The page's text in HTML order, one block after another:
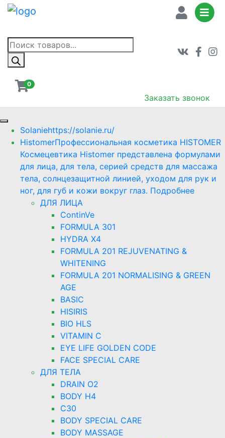
Поиск
товаров
0
Заказать звонок
Solaniehttps://solanie.ru/
HistomerПрофессиональная косметика HISTOMER
Космецевтика Histomer представлена формулами
для лица, для тела, серией средств для массажа
тела, солнцезащитной линией, уходом для рук и
ног, для губ и кожи вокруг глаз. Подробнее
ДЛЯ ЛИЦА
ContinVe
FORMULA 301
HYDRA X4
FORMULA 201 REJUVENATING &
WHITENING
FORMULA 201 NORMALISING & GREEN
AGE
BASIC
HISIRIS
BIO HLS
VITAMIN C
EYE LIFE GOLDEN CODE
FACE SPECIAL CARE
ДЛЯ ТЕЛА
DRAIN O2
BODY H4
C30
BODY SPECIAL CARE
BODY MASSAGE